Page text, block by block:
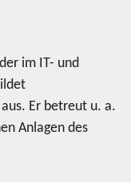
im IT- und
Er betreut u. a.
Anlagen des